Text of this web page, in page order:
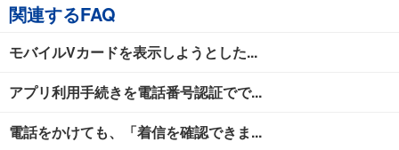
関連するFAQ
モバイルVカードを表示しようとした...
アプリ利用手続きを電話番号認証でで...
電話をかけても、「着信を確認できま...